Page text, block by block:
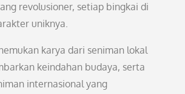
revolusioner, setiap bingkai di
uniknya.
karya dari seniman lokal
keindahan budaya, serta
internasional yang